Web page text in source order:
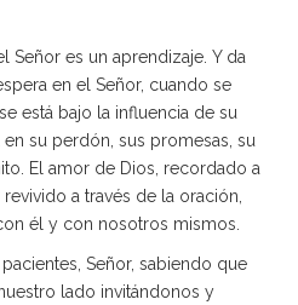
Señor es un aprendizaje. Y da
en el Señor, cuando se
está bajo la influencia de su
su perdón, sus promesas, su
El amor de Dios, recordado a
a través de la oración,
él y con nosotros mismos.
Señor, sabiendo que
lado invitándonos y